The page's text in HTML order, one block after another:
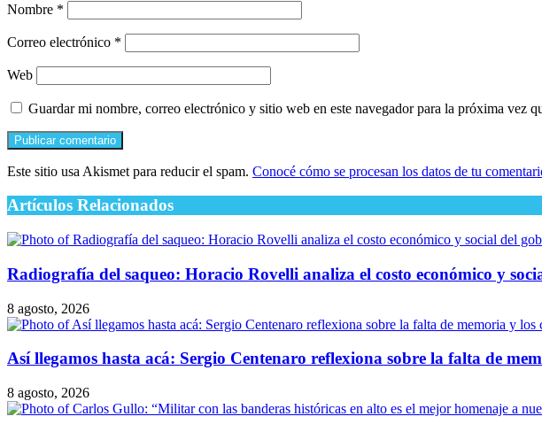
Nombre *
Correo electrónico *
Web
Guardar mi nombre, correo electrónico y sitio web en este navegador para la próxima vez
Este sitio usa Akismet para reducir el spam. Conocé cómo se procesan los datos de tu
Artículos Relacionados
Radiografía del saqueo: Horacio Rovelli analiza el costo económico y
8 agosto, 2026
Así llegamos hasta acá: Sergio Centenaro reflexiona sobre la falta de
8 agosto, 2026